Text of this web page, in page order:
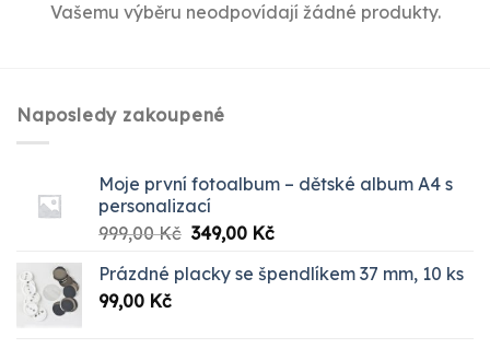
Vašemu výběru neodpovídají žádné produkty.
Naposledy zakoupené
Moje první fotoalbum – dětské album A4 s
personalizací
999,00Kč Původní
byla:
349,00 KčAktuální
je:
Prázdné placky se špendlíkem 37 mm, 10 ks
99,00 Kč